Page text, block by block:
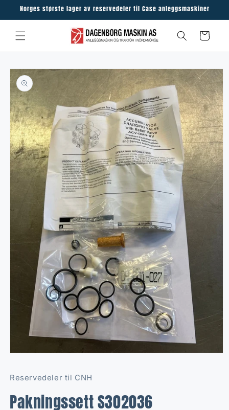
Skip to
Norges største lager av reservedeler til Case anleggsmaskiner
Cart
Skip to
product
information
in
Reservedeler til CNH
Pakningssett S302036